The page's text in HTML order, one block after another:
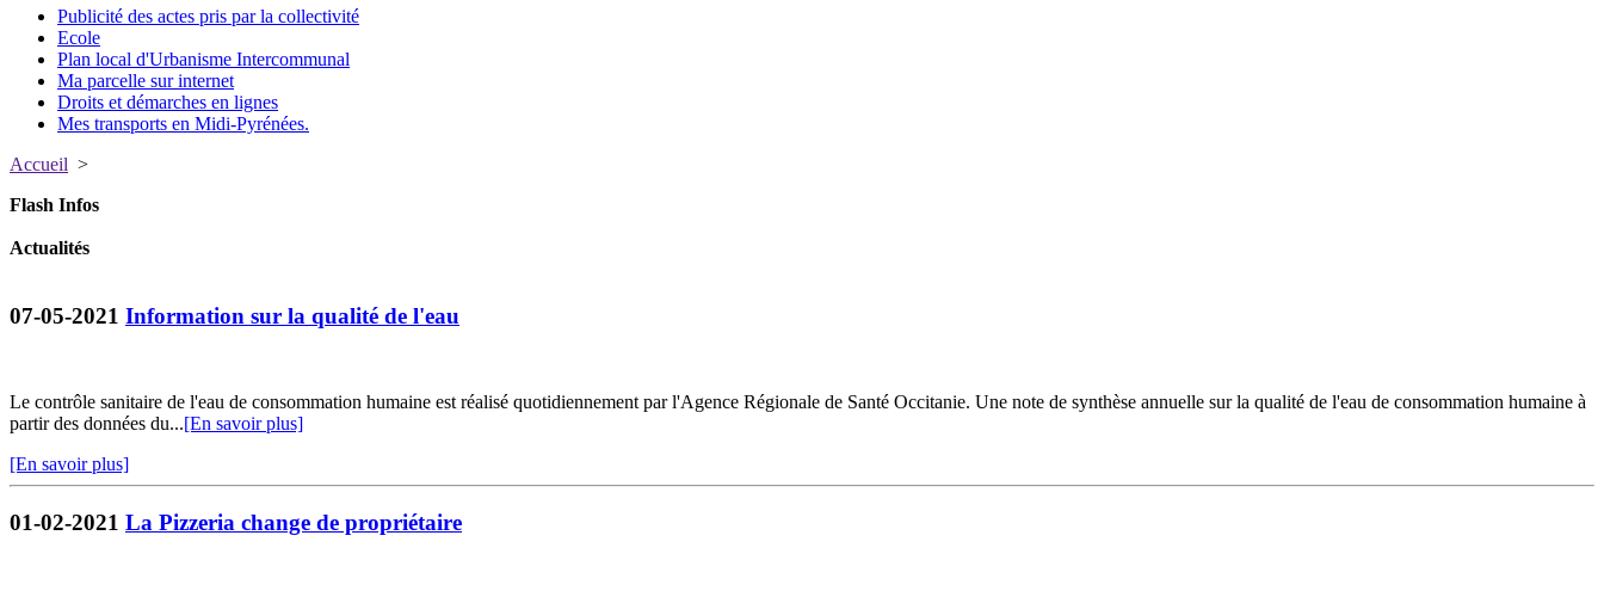
Publicité des actes pris par la collectivité
Ecole
Plan local d'Urbanisme Intercommunal
Ma parcelle sur internet
Droits et démarches en lignes
Mes transports en Midi-Pyrénées.
Accueil >
Flash Infos
Actualités
07-05-2021 Information sur la qualité de l'eau
Le contrôle sanitaire de l'eau de consommation humaine est réalisé quotidiennement par l'Agence Régionale de Santé Occitanie. Une note de synthèse annuelle sur la qualité de l'eau de consommation humaine à
partir des données du...[En savoir plus]
[En savoir plus]
01-02-2021 La Pizzeria change de propriétaire